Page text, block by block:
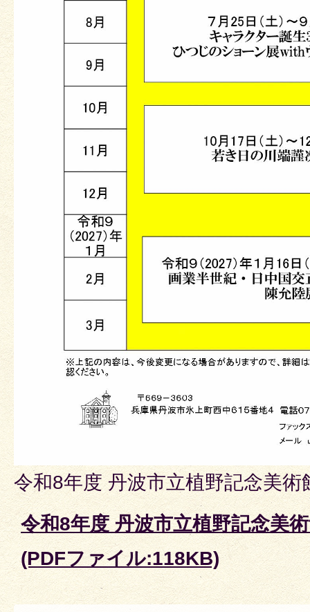
令和8年度 丹波市立植野記念美
令和8年度 丹波市立植野記念美
(PDFファイル:118KB)